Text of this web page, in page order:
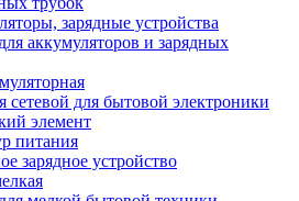
зарядные устройства
аккумуляторов и зарядных
сетевой для бытовой электроники
элемент
питания
зарядное устройство